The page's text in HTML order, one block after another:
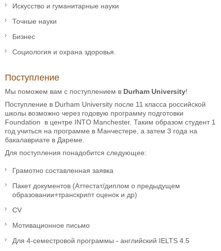
Искусство и гуманитарные науки
Точные науки
Бизнес
Социология и охрана здоровья.
Поступление
Мы поможем вам с поступлением в Durham University!
Поступление в Durham University после 11 класса российской
школы возможно через годовую программу подготовки
Foundation в центре INTO Manchester. Таким образом студент 1
год учиться на программе в Манчестере, а затем 3 года на
бакалавриате в Дареме.
Для поступления понадобится следующее:
Грамотно составленная заявка
Пакет документов (Аттестат/диплом о предыдущем
образовании+транскрипт оценок и др)
CV
Мотивационное письмо
Для 4-семестровой программы - английский IELTS 4.5